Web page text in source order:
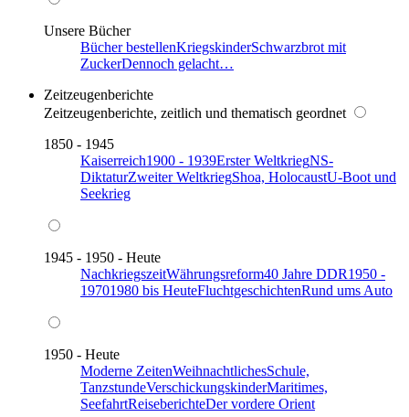
Unsere Bücher
Bücher bestellenKriegskinderSchwarzbrot mit
ZuckerDennoch gelacht…
Zeitzeugenberichte
Zeitzeugenberichte, zeitlich und thematisch geordnet
1850 - 1945
Kaiserreich1900 - 1939Erster WeltkriegNS-
DiktaturZweiter WeltkriegShoa, HolocaustU-Boot und
Seekrieg
1945 - 1950 - Heute
NachkriegszeitWährungsreform40 Jahre DDR1950 -
19701980 bis HeuteFluchtgeschichtenRund ums Auto
1950 - Heute
Moderne ZeitenWeihnachtlichesSchule,
TanzstundeVerschickungskinderMaritimes,
SeefahrtReiseberichteDer vordere Orient